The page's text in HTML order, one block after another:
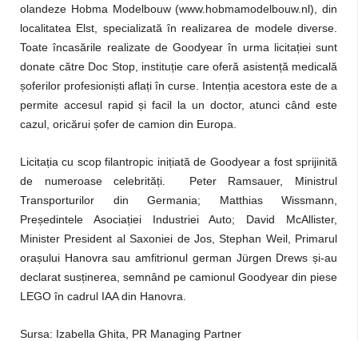
olandeze Hobma Modelbouw (www.hobmamodelbouw.nl), din
localitatea Elst, specializată în realizarea de modele diverse.
Toate încasările realizate de Goodyear în urma licitației sunt
donate către Doc Stop, instituție care oferă asistență medicală
șoferilor profesioniști aflați în curse. Intenția acestora este de a
permite accesul rapidși facil la un doctor, atunci când este
cazul, oricărui șofer de camion din Europa.
Licitația cu scop filantropic inițiată de Goodyear a fost sprijinită
de numeroase celebrități. Peter Ramsauer, Ministrul
Transporturilor din Germania; Matthias Wissmann,
Președintele Asociației Industriei Auto; David McAllister,
Minister President al Saxoniei de Jos, Stephan Weil, Primarul
orașului Hanovrasau amfitrionul german Jürgen Drewsși-au
declarat susținerea, semnând pe camionul Goodyear din piese
LEGO în cadrul IAA din Hanovra.
Sursa: Izabella Ghita, PR Managing Partner